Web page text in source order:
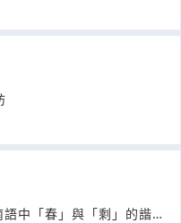
中「春」與「剩」的諧